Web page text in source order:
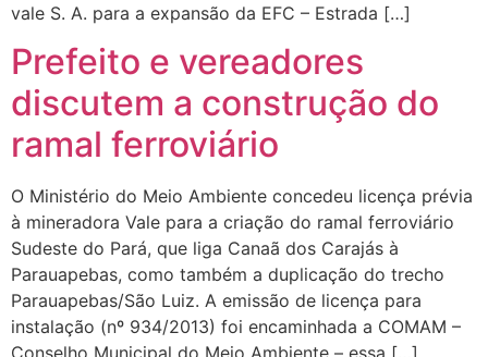
vale S. A. para a expansão da EFC – Estrada […]
Prefeito e vereadores
discutem a construção do
ramal ferroviário
O Ministério do Meio Ambiente concedeu licença prévia
à mineradora Vale para a criação do ramal ferroviário
Sudeste do Pará, que liga Canaã dos Carajás à
Parauapebas, como também a duplicação do trecho
Parauapebas/São Luiz. A emissão de licença para
instalação (nº 934/2013) foi encaminhada a COMAM –